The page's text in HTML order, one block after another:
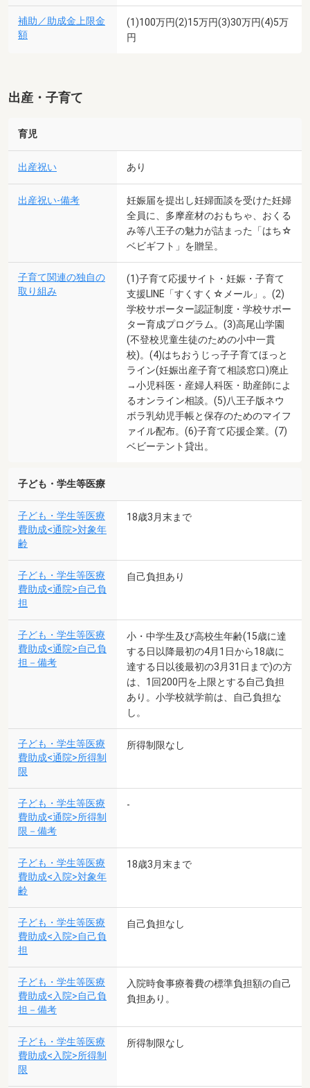
補助／助成金上限金
額
(1)100万円(2)15万円(3)30万円(4)5万
円
出産・子育て
育児
出産祝い あり
出産祝い-備考
妊娠届を提出し妊婦面談を受けた妊婦
全員に、多摩産材のおもちゃ、おくる
み等八王子の魅力が詰まった「はち☆
ベビギフト」を贈呈。
子育て関連の独自の
取り組み
(1)子育て応援サイト・妊娠・子育て
支援LINE「すくすく☆メール」。(2)
学校サポーター認証制度・学校サポー
ター育成プログラム。(3)高尾山学園
(不登校児童生徒のための小中一貫
校)。(4)はちおうじっ子子育てほっと
ライン(妊娠出産子育て相談窓口)廃止
→小児科医・産婦人科医・助産師によ
るオンライン相談。(5)八王子版ネウ
ボラ乳幼児手帳と保存のためのマイフ
ァイル配布。(6)子育て応援企業。(7)
ベビーテント貸出。
子ども・学生等医療
子ども・学生等医療
費助成<通院>対象年
齢
18歳3月末まで
子ども・学生等医療
費助成<通院>自己負
担
自己負担あり
子ども・学生等医療
費助成<通院>自己負
担－備考
小・中学生及び高校生年齢(15歳に達
する日以降最初の4月1日から18歳に
達する日以後最初の3月31日まで)の方
は、1回200円を上限とする自己負担
あり。小学校就学前は、自己負担な
し。
子ども・学生等医療
費助成<通院>所得制
限
所得制限なし
子ども・学生等医療
費助成<通院>所得制
限－備考
-
子ども・学生等医療
費助成<入院>対象年
齢
18歳3月末まで
子ども・学生等医療
費助成<入院>自己負
担
自己負担なし
子ども・学生等医療
費助成<入院>自己負
担－備考
入院時食事療養費の標準負担額の自己
負担あり。
子ども・学生等医療
費助成<入院>所得制
限
所得制限なし